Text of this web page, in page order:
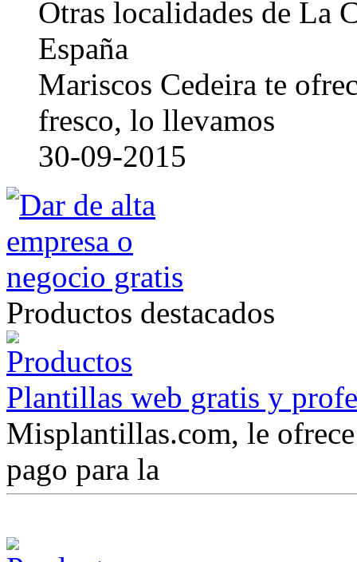
Otras localidades de La
España
Mariscos Cedeira te
fresco, lo llevamos
30-09-2015
Productos destacados
Plantillas web gratis y
Misplantillas.com, le
pago para la